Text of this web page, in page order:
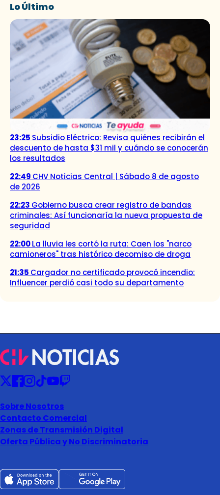
Lo Último
23:25 Subsidio Eléctrico: Revisa quiénes recibirán el
descuento de hasta $31 mil y cuándo se conocerán
los resultados
22:49 CHV Noticias Central | Sábado 8 de agosto
de 2026
22:23 Gobierno busca crear registro de bandas
criminales: Así funcionaría la nueva propuesta de
seguridad
22:00La lluvia les cortó la ruta: Caen los "narco
camioneros" tras histórico decomiso de droga
21:35 Cargador no certificado provocó incendio:
Influencer perdió casi todo su departamento
Sobre Nosotros
Contacto Comercial
Zonas de Transmisión Digital
Oferta Pública y No Discriminatoria